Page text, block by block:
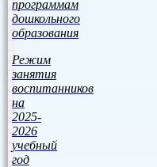
программам
дошкольного
образования
Режим
занятия
воспитанников
на
2025-
2026
учебный
год